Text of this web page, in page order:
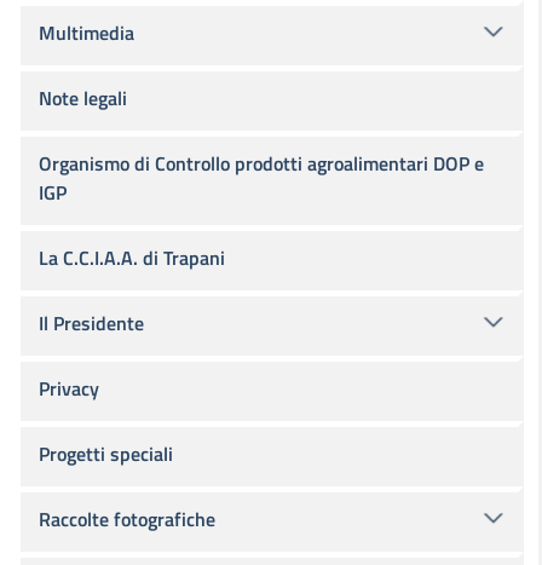
Multimedia
Note legali
Organismo di Controllo prodotti agroalimentari DOP e
IGP
La C.C.I.A.A. di Trapani
Il Presidente
Privacy
Progetti speciali
Raccolte fotografiche